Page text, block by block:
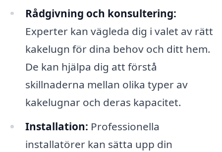
Rådgivning och konsultering:
Experter kan vägleda dig i valet av rätt
kakelugn för dina behov och ditt hem.
De kan hjälpa dig att förstå
skillnaderna mellan olika typer av
kakelugnar och deras kapacitet.
Installation: Professionella
installatörer kan sätta upp din